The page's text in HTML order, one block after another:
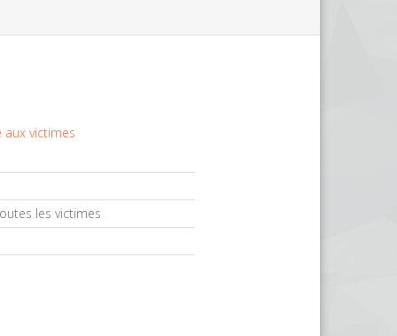
victimes
les victimes